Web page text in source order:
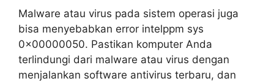
Malware atau virus pada sistem operasi juga
bisa menyebabkan error intelppm sys
0x00000050. Pastikan komputer Anda
terlindungi dari malware atau virus dengan
menjalankan software antivirus terbaru, dan